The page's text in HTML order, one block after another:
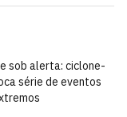
sob alerta: ciclone-
série de eventos